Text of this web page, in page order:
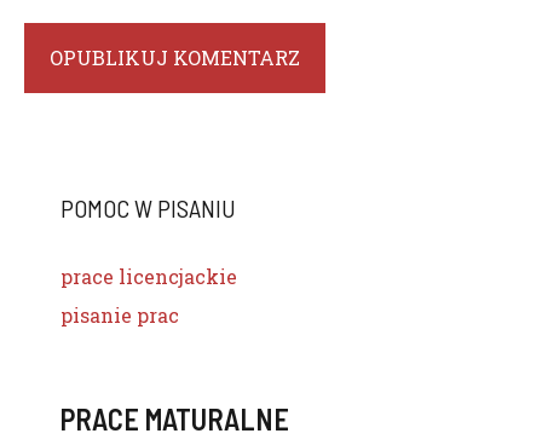
POMOC W PISANIU
prace licencjackie
pisanie prac
PRACE MATURALNE